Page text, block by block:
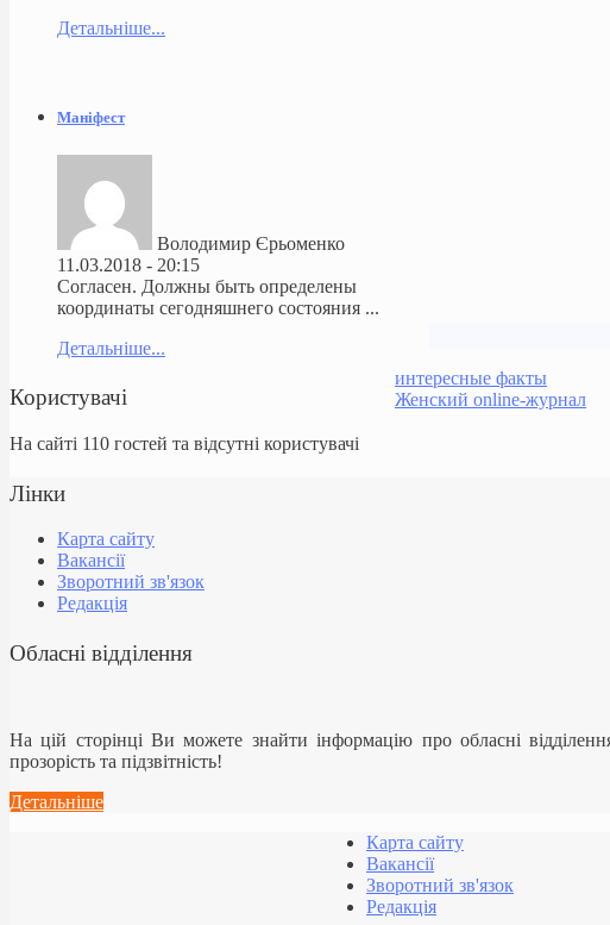
интересные факты
Женский online-журнал
Детальніше...
Маніфест
Володимир Єрьоменко
11.03.2018 - 20:15
Согласен. Должны быть определены
координаты сегодняшнего состояния ...
Детальніше...
Користувачі
На сайті 110 гостей та відсутні користувачі
Лінки
Карта сайту
Вакансії
Зворотний зв'язок
Редакція
Обласні відділення
На цій сторінці Ви можете знайти інформацію про обласні
прозорість та підзвітність!
Детальніше
Карта сайту
Вакансії
Зворотний зв'язок
Редакція